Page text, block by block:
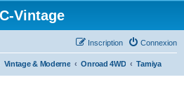
Vintage
Connexion
Inscription
Vintage & Moderne Onroad 4WD Tamiya